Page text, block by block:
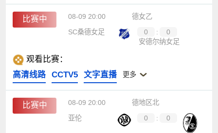
比赛中 08-09 20:00
德女乙
SC桑德女足
0 :
0
安德尔纳女足
观看比赛：
高清线路
CCTV5 文字直播 更多
比赛中 08-09 20:00
德地区北
亚伦
0 : 0